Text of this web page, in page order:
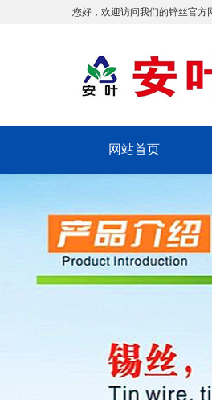
您好，欢迎访问我们的锌丝官方
网站首页